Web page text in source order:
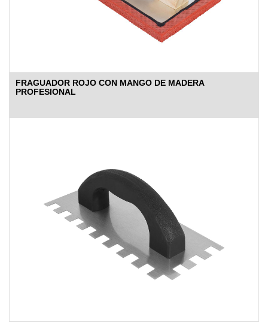
FRAGUADOR ROJO CON MANGO DE MADERA
PROFESIONAL